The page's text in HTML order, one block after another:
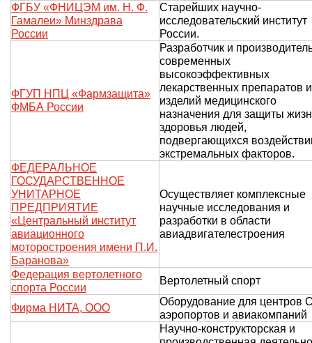
ФГБУ «ФНИЦЭМ им. Н. Ф.
Гамалеи» Минздрава
России
Старейших научно-
исследовательский институт
России.
ФГУП НПЦ «Фармзащита»
ФМБА России
Разработчик и
современных
высокоэффективных
лекарственных препаратов и
изделий медицинского
назначения для защиты
здоровья людей,
подвергающихся
экстремальных факторов.
ФЕДЕРАЛЬНОЕ
ГОСУДАРСТВЕННОЕ
УНИТАРНОЕ
ПРЕДПРИЯТИЕ
«Центральный институт
авиационного
моторостроения имени П.И.
Баранова»
Осуществляет комплексные
научные исследования и
разработки в области
авиадвигателестроения
Федерация вертолетного
спорта России
Вертолетный спорт
Фирма НИТА, ООО
Оборудование для центров
аэропортов и авиакомпаний
Научно-конструкторская и